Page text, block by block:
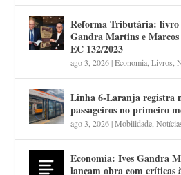
Reforma Tributária: livro
Gandra Martins e
EC 132/2023
ago 3, 2026|Economia ,Livros ,
Linha 6-Laranja registra
passageiros no primeiro
ago 3, 2026|Mobilidade ,
Economia: Ives Gandra
lançam obra com